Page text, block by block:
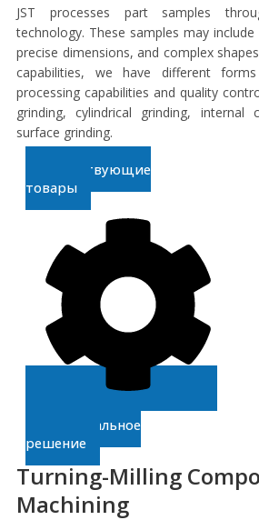
JST processes part samples
technology. These samples may
precise dimensions, and complex
capabilities, we have different
processing capabilities and quality
grinding, cylindrical grinding, internal
surface grinding.
Сопутствующие
товары
индивидуальное
решение
Turning-Milling
Machining